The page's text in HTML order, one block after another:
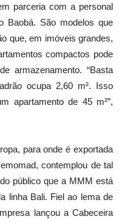
parceria com a personal
Baobá. São modelos que
que, em imóveis grandes,
compactos pode
armazenamento. “Basta
ocupa 2,60 m². Isso
apartamento de 45 m²”,
para onde é exportada
contemplou de tal
público que a MMM está
linha Bali. Fiel ao lema de
lançou a Cabeceira